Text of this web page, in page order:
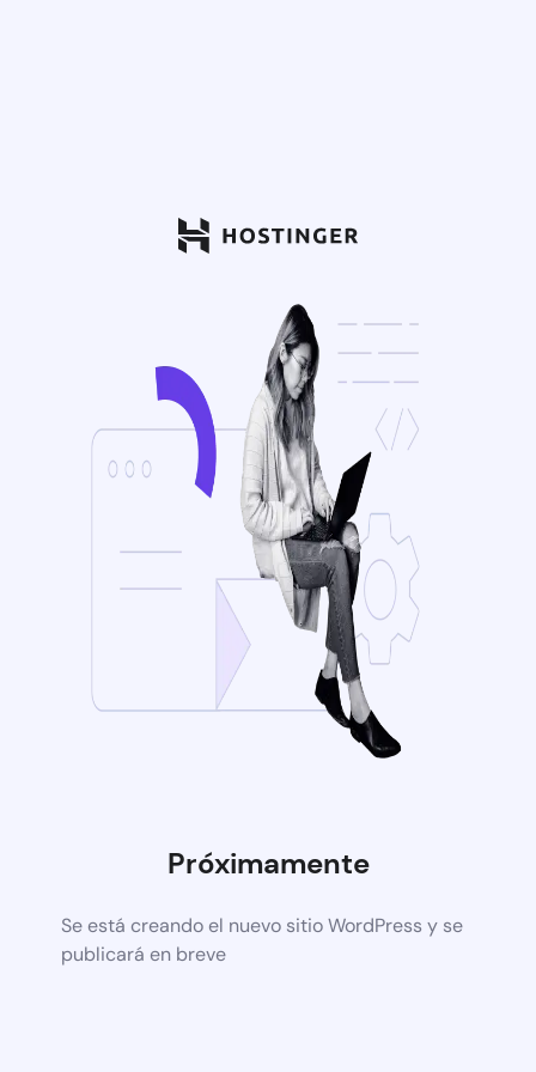
Próximamente
Se está creando el nuevo sitio WordPress y se
publicará en breve